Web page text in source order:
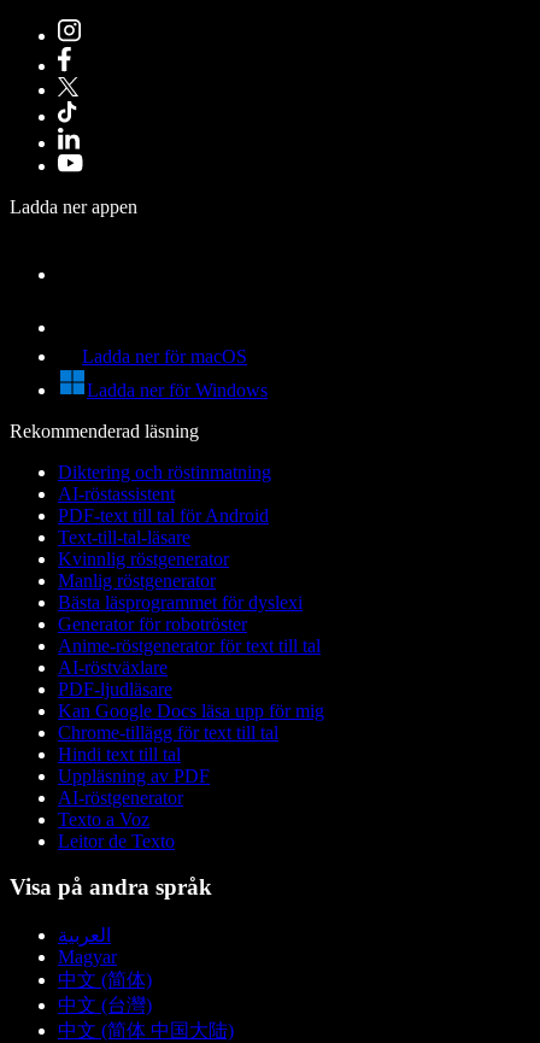
Ladda ner appen
Ladda ner för macOS
Ladda ner för Windows
Rekommenderad läsning
Diktering och röstinmatning
AI-röstassistent
PDF-text till tal för Android
Text-till-tal-läsare
Kvinnlig röstgenerator
Manlig röstgenerator
Bästa läsprogrammet för dyslexi
Generator för robotröster
Anime-röstgenerator för text till tal
AI-röstväxlare
PDF-ljudläsare
Kan Google Docs läsa upp för mig
Chrome-tillägg för text till tal
Hindi text till tal
Uppläsning av PDF
AI-röstgenerator
Texto a Voz
Leitor de Texto
Visa på andra språk
العربية
Magyar
中文 (简体)
中文 (台灣)
中文 (简体 中国大陆)